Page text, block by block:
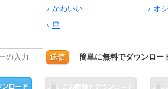
かわいい オ
星
送信 簡単に無料でダウンロー